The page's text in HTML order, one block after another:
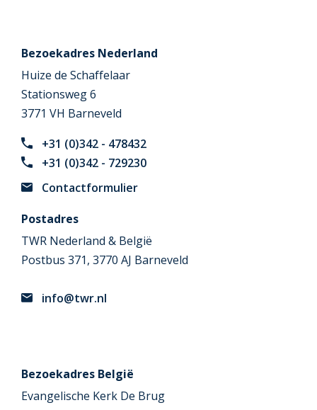
Bezoekadres Nederland
Huize de Schaffelaar
Stationsweg 6
3771 VH Barneveld
+31 (0)342 - 478432
+31 (0)342 - 729230
Contactformulier
Postadres
TWR Nederland & België
Postbus 371, 3770 AJ Barneveld
info@twr.nl
Bezoekadres België
Evangelische Kerk De Brug